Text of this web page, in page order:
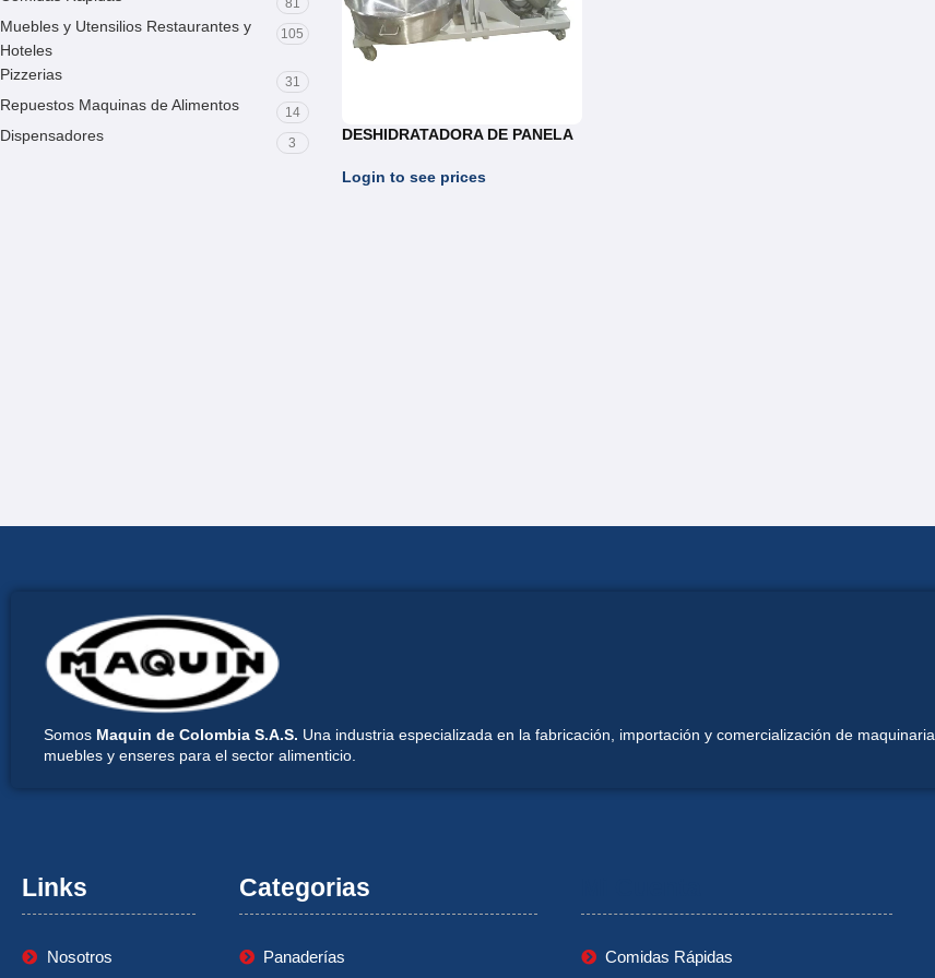
81
Muebles y Utensilios Restaurantes y
Hoteles
105
Pizzerias 31
Repuestos Maquinas de Alimentos 14
Dispensadores 3
DESHIDRATADORA DE PANELA
Login to see prices
Somos Maquin de Colombia S.A.S. Una industria especializada en la fabricación, importación y comercialización de maquinaria,
muebles y enseres para el sector alimenticio.
Links
Nosotros
Categorias
Panaderías
Comidas Rápidas